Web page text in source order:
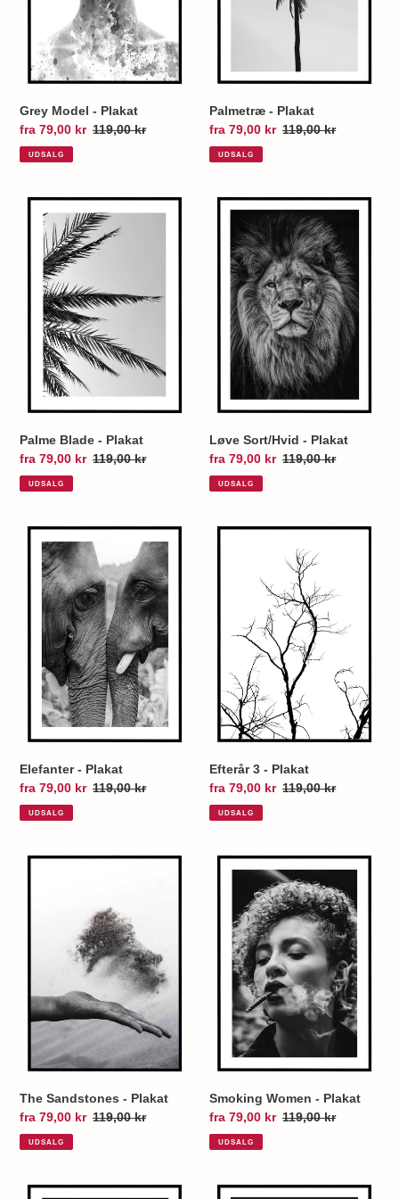
n
:
Grey Model - Plakat
Udsalgspris
fra 79,00 kr Normalpris
119,00 kr
UDSALG
Palmetræ - Plakat
Udsalgspris
fra 79,00 kr Normalpris
119,00 kr
UDSALG
Palme
Blade
Plakat
Palme Blade - Plakat
Udsalgspris
fra 79,00 kr Normalpris
119,00 kr
UDSALG
Løve
Sort/Hvid
Plakat
Løve Sort/Hvid - Plakat
Udsalgspris
fra 79,00 kr Normalpris
119,00 kr
UDSALG
Elefanter
Plakat
Elefanter - Plakat
Udsalgspris
fra 79,00 kr Normalpris
119,00 kr
UDSALG
Efterår
Efterår 3 - Plakat
Udsalgspris
fra 79,00 kr Normalpris
119,00 kr
UDSALG
The
The Sandstones - Plakat
Udsalgspris
fra 79,00 kr Normalpris
119,00 kr
UDSALG
Smoking
Plakat
Smoking Women - Plakat
Udsalgspris
fra 79,00 kr Normalpris
119,00 kr
UDSALG
Model
Model